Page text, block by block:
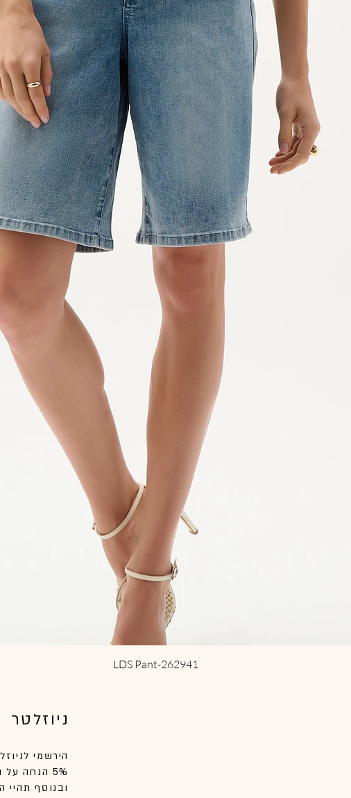
תצוגה מהירה
LDS Pant-262941
ניוזלטר
הירשמי
5% הנחה על הקנייה הראשונה שלך באתר.
ובנוסף תהיי